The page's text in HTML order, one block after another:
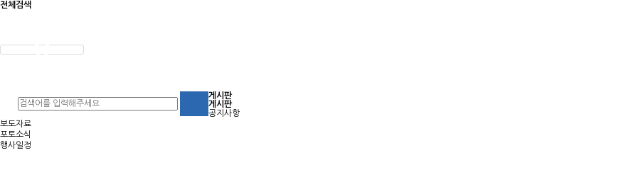
전체검색
게시판
게시판
공지사항
보도자료
포토소식
행사일정